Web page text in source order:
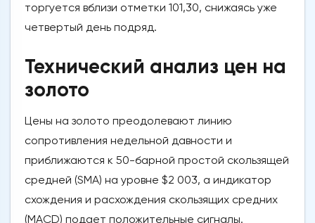
торгуется вблизи отметки 101,30, снижаясь уже
четвертый день подряд.
Технический анализ цен на
золото
Цены на золото преодолевают линию
сопротивления недельной давности и
приближаются к 50-барной простой скользящей
средней (SMA) на уровне $2 003, а индикатор
схождения и расхождения скользящих средних
(MACD) подает положительные сигналы.